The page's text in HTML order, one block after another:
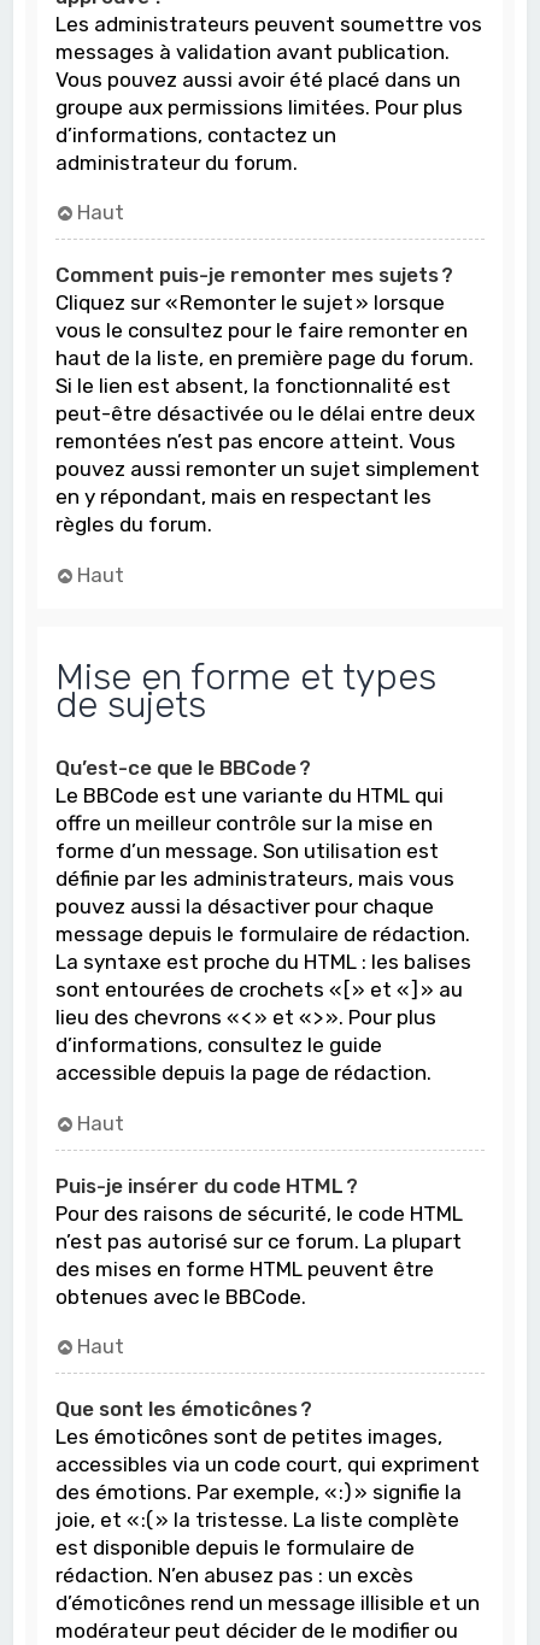
Les administrateurs peuvent soumettre vos
messages à validation avant publication.
Vous pouvez aussi avoir été placé dans un
groupe aux permissions limitées. Pour plus
d’informations, contactez un
administrateur du forum.
Haut
Comment puis-je remonter mes sujets ?
Cliquez sur « Remonter le sujet » lorsque
vous le consultez pour le faire remonter en
haut de la liste, en première page du forum.
Si le lien est absent, la fonctionnalité est
peut-être désactivée ou le délai entre deux
remontées n’est pas encore atteint. Vous
pouvez aussi remonter un sujet simplement
en y répondant, mais en respectant les
règles du forum.
Haut
Mise en forme et types
de sujets
Qu’est-ce que le BBCode ?
Le BBCode est une variante du HTML qui
offre un meilleur contrôle sur la mise en
forme d’un message. Son utilisation est
définie par les administrateurs, mais vous
pouvez aussi la désactiver pour chaque
message depuis le formulaire de rédaction.
La syntaxe est proche du HTML : les balises
sont entourées de crochets « [ » et « ] » au
lieu des chevrons « < » et « > ». Pour plus
d’informations, consultez le guide
accessible depuis la page de rédaction.
Haut
Puis-je insérer du code HTML ?
Pour des raisons de sécurité, le code HTML
n’est pas autorisé sur ce forum. La plupart
des mises en forme HTML peuvent être
obtenues avec le BBCode.
Haut
Que sont les émoticônes ?
Les émoticônes sont de petites images,
accessibles via un code court, qui expriment
des émotions. Par exemple, « :) » signifie la
joie, et « :( » la tristesse. La liste complète
est disponible depuis le formulaire de
rédaction. N’en abusez pas : un excès
d’émoticônes rend un message illisible et un
modérateur peut décider de le modifier ou